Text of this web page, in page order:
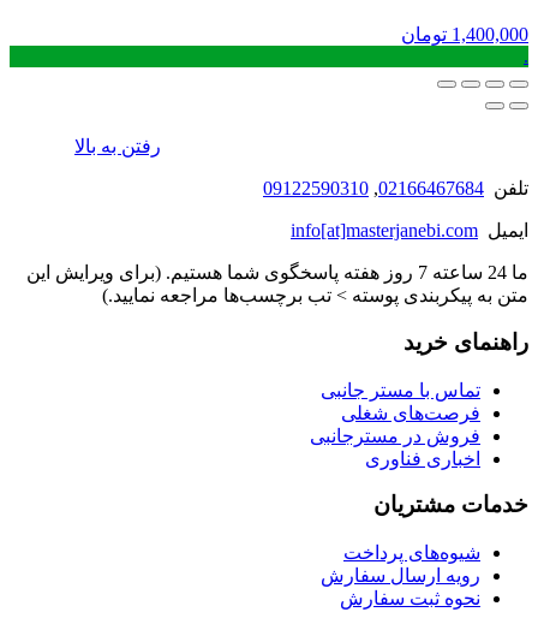
1,400,000 تومان
.
رفتن به بالا
تلفن 02166467684
,
09122590310
ایمیل info[at]masterjanebi.com
ما 24 ساعته 7 روز هفته پاسخگوی شما هستیم. (برای ویرایش این
متن به پیکربندی پوسته > تب برچسب‌ها مراجعه نمایید.)
راهنمای خرید
تماس با مستر جانبی
فرصت‌های شغلی
فروش در مسترجانبی
اخباری فناوری
خدمات مشتریان
شیوه‌های پرداخت
رویه ارسال سفارش
نحوه ثبت سفارش